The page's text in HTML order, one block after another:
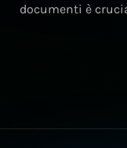
documenti è